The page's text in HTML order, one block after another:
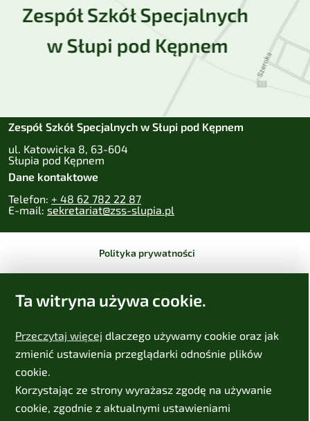
Ta witryna używa cookie.
Przeczytaj więcej dlaczego używamy cookie oraz jak
zmienić ustawienia przeglądarki odnośnie plików
cookie.
Korzystając ze strony wyrażasz zgodę na używanie
cookie, zgodnie z aktualnymi ustawieniami
Zespół Szkół Specjalnych w Słupi pod Kępnem
ul. Katowicka 8, 63-604
Słupia pod Kępnem
Dane kontaktowe
Telefon: + 48 62 782 22 87
E-mail: sekretariat@zss-slupia.pl
Polityka prywatności
Deklaracja dostępności
Mapa strony